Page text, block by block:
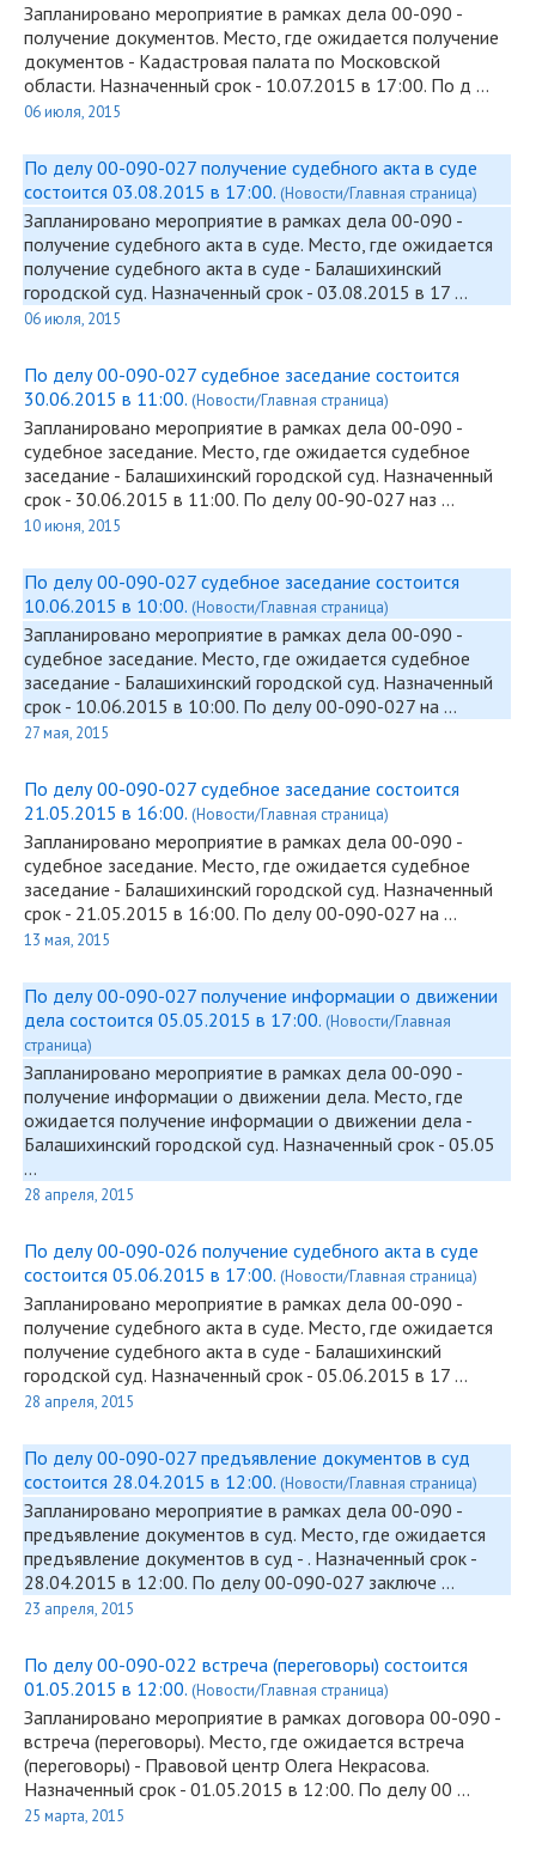
Запланировано мероприятие в рамках дела 00-090 -
получение документов. Место, где ожидается получение
документов - Кадастровая палата по Московской
области. Назначенный срок - 10.07.2015 в 17:00. По д …
06 июля, 2015
По делу 00-090-027 получение судебного акта в суде
состоится 03.08.2015 в 17:00. (Новости/Главная страница)
Запланировано мероприятие в рамках дела 00-090 -
получение судебного акта в суде. Место, где ожидается
получение судебного акта в суде - Балашихинский
городской суд. Назначенный срок - 03.08.2015 в 17 …
06 июля, 2015
По делу 00-090-027 судебное заседание состоится
30.06.2015 в 11:00. (Новости/Главная страница)
Запланировано мероприятие в рамках дела 00-090 -
судебное заседание. Место, где ожидается судебное
заседание - Балашихинский городской суд. Назначенный
срок - 30.06.2015 в 11:00. По делу 00-90-027 наз …
10 июня, 2015
По делу 00-090-027 судебное заседание состоится
10.06.2015 в 10:00. (Новости/Главная страница)
Запланировано мероприятие в рамках дела 00-090 -
судебное заседание. Место, где ожидается судебное
заседание - Балашихинский городской суд. Назначенный
срок - 10.06.2015 в 10:00. По делу00-090-027 на …
27 мая, 2015
По делу 00-090-027 судебное заседание состоится
21.05.2015 в 16:00. (Новости/Главная страница)
Запланировано мероприятие в рамках дела 00-090 -
судебное заседание. Место, где ожидается судебное
заседание - Балашихинский городской суд. Назначенный
срок - 21.05.2015 в 16:00. По делу00-090-027 на …
13 мая, 2015
По делу 00-090-027 получение информации о движении
дела состоится 05.05.2015 в 17:00. (Новости/Главная
страница)
Запланировано мероприятие в рамках дела 00-090 -
получение информации о движении дела. Место, где
ожидается получение информации о движении дела -
Балашихинский городской суд. Назначенный срок - 05.05
…
28 апреля, 2015
По делу 00-090-026 получение судебного акта в суде
состоится 05.06.2015 в 17:00. (Новости/Главная страница)
Запланировано мероприятие в рамках дела 00-090 -
получение судебного акта в суде. Место, где ожидается
получение судебного акта в суде - Балашихинский
городской суд. Назначенный срок - 05.06.2015 в 17 …
28 апреля, 2015
По делу 00-090-027 предъявление документов в суд
состоится 28.04.2015 в 12:00. (Новости/Главная страница)
Запланировано мероприятие в рамках дела 00-090 -
предъявление документов в суд. Место, где ожидается
предъявление документов в суд - . Назначенный срок -
28.04.2015 в 12:00. По делу00-090-027 заключе …
23 апреля, 2015
По делу 00-090-022 встреча (переговоры) состоится
01.05.2015 в 12:00. (Новости/Главная страница)
Запланировано мероприятие в рамках договора 00-090 -
встреча (переговоры). Место, где ожидается встреча
(переговоры) - Правовой центр Олега Некрасова.
Назначенный срок - 01.05.2015 в 12:00. По делу 00 …
25 марта, 2015